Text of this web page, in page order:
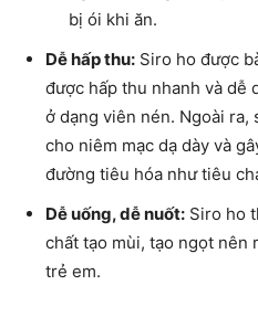
bị ói khi ăn.
Dễ hấp thu: Siro ho được
được hấp thu nhanh và dễ
ở dạng viên nén. Ngoài
cho niêm mạc dạ dày và
đường tiêu hóa như tiêu
Dễ uống, dễ nuốt: Siro ho
chất tạo mùi, tạo ngọt nên
trẻ em.